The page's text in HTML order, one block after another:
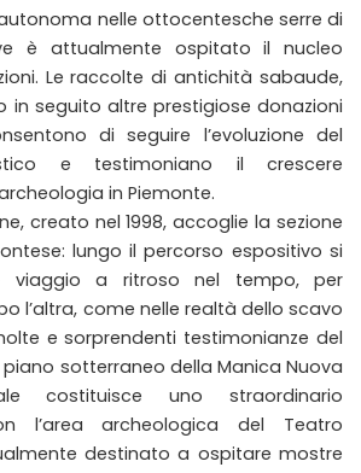
nelle ottocentesche serre di
è attualmente ospitato il nucleo
Le raccolte di antichità sabaude,
in seguito altre prestigiose donazioni
di seguire l’evoluzione del
e testimoniano il crescere
in Piemonte.
creato nel 1998, accoglie la sezione
lungo il percorso espositivo si
viaggio a ritroso nel tempo, per
l’altra, come nelle realtà dello scavo
e sorprendenti testimonianze del
sotterraneo della Manica Nuova
costituisce uno straordinario
l’area archeologica del Teatro
destinato a ospitare mostre